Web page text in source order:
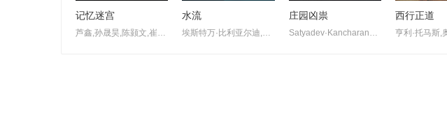
记忆迷宫
芦鑫,孙晟昊,陈颢文,崔永炫,祝昕愿,周蓉倩
水流
埃斯特万·比利亚尔迪,伊莎贝尔·艾梅·冈萨蕾斯-索拉,萨拉·贝西奥,雅兹明·卡巴洛,艾玛·法约·杜阿尔特,埃内斯蒂娜·加蒂,克劳迪娅·桑切丝
庄园凶祟
Satyadev·Kancharana,Deepa·Thomas,Anand·Bharathi
西行正道